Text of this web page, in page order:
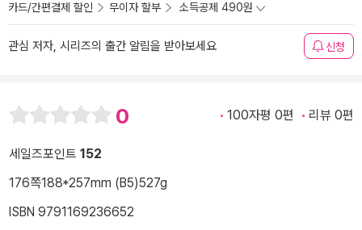
카드/간편결제 할인 무이자 할부 소득공제 490원
관심 저자, 시리즈의 출간 알림을 받아보세요 신청
0 100자평 0편 리뷰 0편
세일즈포인트 152
176쪽188*257mm (B5)527g
ISBN 9791169236652